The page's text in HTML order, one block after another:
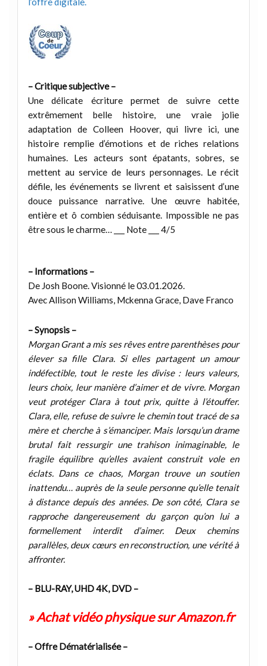
– Critique subjective –
Une délicate écriture permet de suivre cette
extrêmement belle histoire, une vraie jolie
adaptation de Colleen Hoover, qui livre ici, une
histoire remplie d’émotions et de riches relations
humaines. Les acteurs sont épatants, sobres, se
mettent au service de leurs personnages. Le récit
défile, les événements se livrent et saisissent d’une
douce puissance narrative. Une œuvre habitée,
entière et ô combien séduisante. Impossible ne pas
être sous le charme… ___ Note ___ 4/5
– Informations –
De Josh Boone. Visionné le 03.01.2026.
Avec Allison Williams, Mckenna Grace, Dave Franco
– Synopsis –
Morgan Grant a mis ses rêves entre parenthèses pour
élever sa fille Clara. Si elles partagent un amour
indéfectible, tout le reste les divise : leurs valeurs,
leurs choix, leur manière d’aimer et de vivre. Morgan
veut protéger Clara à tout prix, quitte à l’étouffer.
Clara, elle, refuse de suivre le chemin tout tracé de sa
mère et cherche à s’émanciper. Mais lorsqu’un drame
brutal fait ressurgir une trahison inimaginable, le
fragile équilibre qu’elles avaient construit vole en
éclats. Dans ce chaos, Morgan trouve un soutien
inattendu… auprès de la seule personne qu’elle tenait
à distance depuis des années. De son côté, Clara se
rapproche dangereusement du garçon qu’on lui a
formellement interdit d’aimer. Deux chemins
parallèles, deux cœurs en reconstruction, une vérité à
affronter.
– BLU-RAY, UHD 4K, DVD –
» Achat vidéo physique sur Amazon.fr
– Offre Dématérialisée –